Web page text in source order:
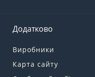
Додатково
Виробники
Карта сайту